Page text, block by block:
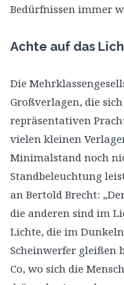
Bedürfnissen immer
Achte auf das
Die
Großverlagen, die
repräsentativen
vielen kleinen
Minimalstand noch
Standbeleuchtung
an Bertold Brecht:
die anderen sind im
Lichte, die im
Scheinwerfer gleißen
Co, wo sich die